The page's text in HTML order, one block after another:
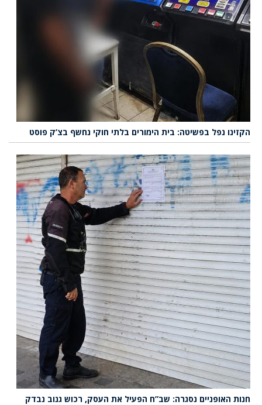
הקזינו נפל בפשיטה: בית הימורים בלתי חוקי נחשף בצ’ק פוסט
חנות האופניים נסגרה: שב”ח הפעיל את העסק, רכוש גנוב נבדק